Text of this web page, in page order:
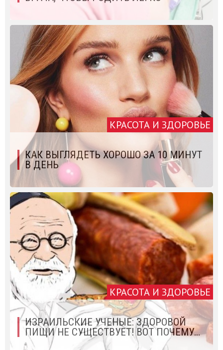
КРАСОТА И ЗДОРОВЬЕ
КАК ВЫГЛЯДЕТЬ ХОРОШО ЗА 10 МИНУТ
В ДЕНЬ
КРАСОТА И ЗДОРОВЬЕ
ИЗРАИЛЬСКИЕ УЧЕНЫЕ: ЗДОРОВОЙ
ПИЩИ НЕ СУЩЕСТВУЕТ! ВОТ ПОЧЕМУ…